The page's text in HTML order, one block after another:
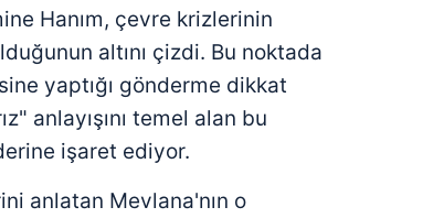
Hanım, çevre krizlerinin
altını çizdi. Bu noktada
yaptığı gönderme dikkat
anlayışını temel alan bu
işaret ediyor.
anlatan Mevlana'nın o